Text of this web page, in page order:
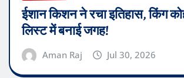
ईशान किशन ने रचा इतिहास, किंग
लिस्ट में बनाई जगह!
Aman Raj Jul 30, 2026